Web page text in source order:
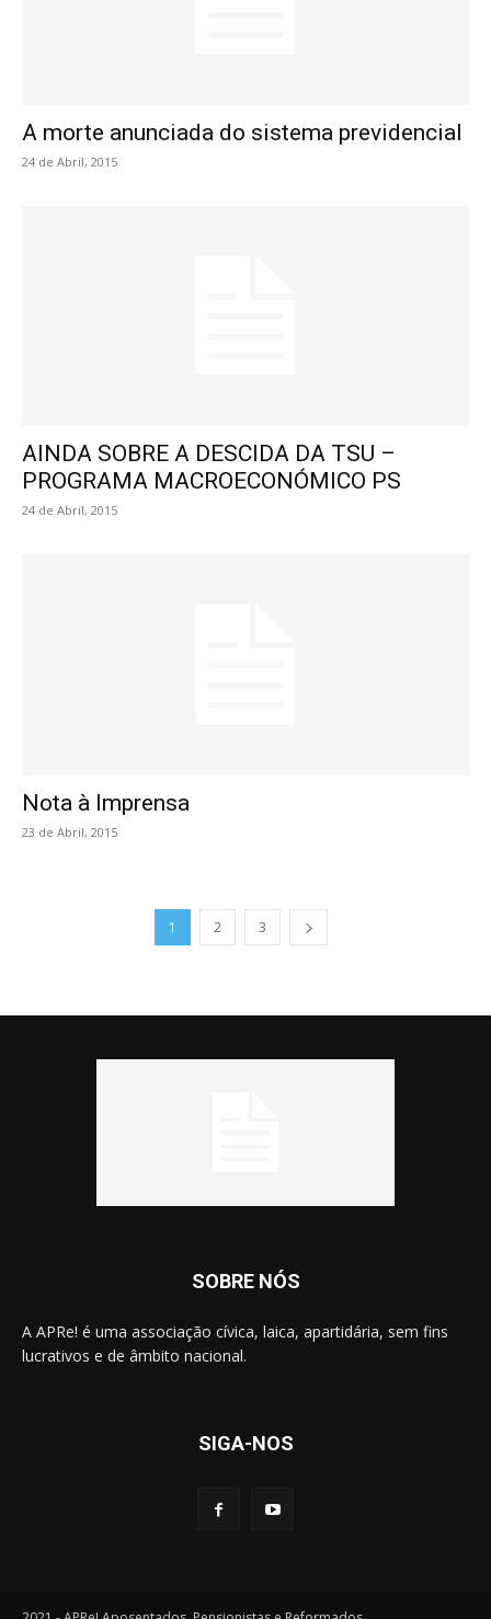
A morte anunciada do sistema previdencial
24 de Abril, 2015
AINDA SOBRE A DESCIDA DA TSU –
PROGRAMA MACROECONÓMICO PS
24 de Abril, 2015
Nota à Imprensa
23 de Abril, 2015
1 2 3
SOBRE NÓS
A APRe! é uma associação cívica, laica, apartidária, sem fins
lucrativos e de âmbito nacional.
SIGA-NOS